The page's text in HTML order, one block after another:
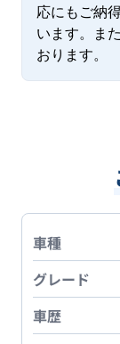
応にもご納
います。ま
おります。
車種
グレード
車歴